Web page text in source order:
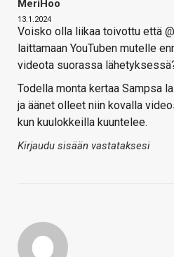
MeriHoo
13.1.2024
Voisko olla liikaa toivottu että
laittamaan YouTuben mutelle
videota suorassa
Todella monta kertaa Sampsa
ja äänet olleet niin kovalla
kun kuulokkeilla kuuntelee.
Kirjaudu sisään vastataksesi